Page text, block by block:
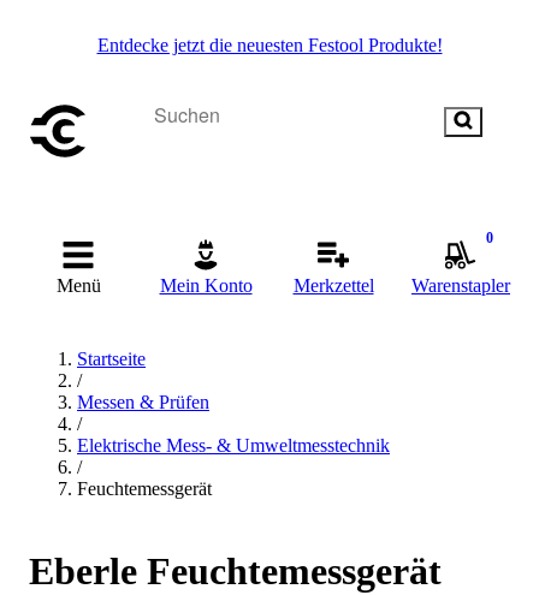
Entdecke jetzt die neuesten Festool Produkte!
Menü Mein Konto Merkzettel
0
Warenstapler
Startseite
/
Messen & Prüfen
/
Elektrische Mess- & Umweltmesstechnik
/
Feuchtemessgerät
Eberle Feuchtemessgerät